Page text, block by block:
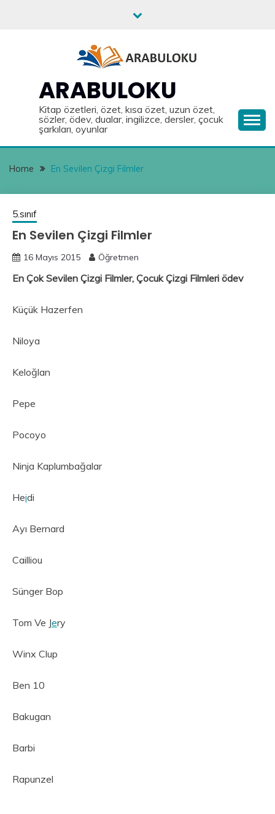
ARABULOKU
Kitap özetleri, özet, kısa özet, uzun özet,
sözler, ödev, dualar, ingilizce, dersler, çocuk
şarkıları, oyunlar
Home En Sevilen Çizgi Filmler
5.sınıf
En Sevilen Çizgi Filmler
16 Mayıs 2015 Öğretmen
En Çok Sevilen Çizgi Filmler, Çocuk Çizgi Filmleri ödev
Küçük Hazerfen
Niloya
Keloğlan
Pepe
Pocoyo
Ninja Kaplumbağalar
Heidi
Ayı Bernard
Cailliou
Sünger Bop
Tom Ve Jery
Winx Clup
Ben 10
Bakugan
Barbi
Rapunzel